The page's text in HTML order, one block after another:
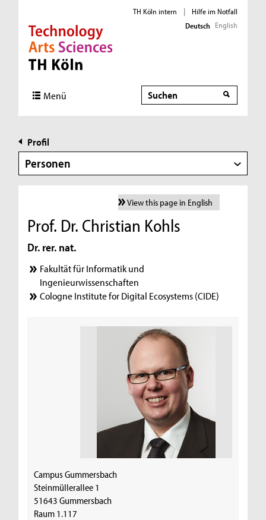
Direkt zur Hauptnavigation
Direkt zur Subnavigation
Direkt zum Inhalt
Direkt zum Fußbereich
TH Köln intern |
Hilfe im Notfall
Deutsch English
Menü Suche
Profil
Personen
View this page in English
Prof. Dr. Christian Kohls
Dr. rer. nat.
Fakultät für Informatik und
Ingenieurwissenschaften
Cologne Institute for Digital Ecosystems (CIDE)
Campus Gummersbach
Steinmüllerallee 1
51643 Gummersbach
Raum 1.117